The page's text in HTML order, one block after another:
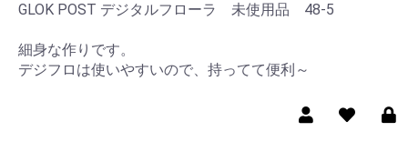
GLOK POST デジタルフローラ 未使用品 48-5
細身な作りです。
デジフロは使いやすいので、持ってて便利～